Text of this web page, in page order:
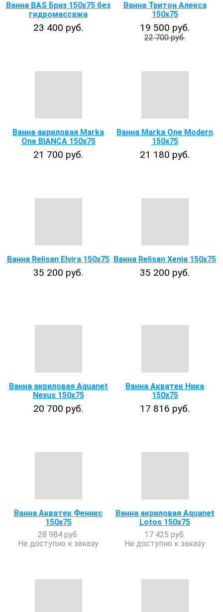
Ванна BАS Бриз 150х75 без
гидромассажа
23 400 руб.
Ванна Тритон Алекса
150х75
19 500 руб.
22 700 руб.
Ванна акриловая Marka
One BIANCA 150x75
21 700 руб.
Ванна Marka One Modern
150x75
21 180 руб.
Ванна Relisan Elvira 150х75
35 200 руб.
Ванна Relisan Xenia 150x75
35 200 руб.
Ванна акриловая Aquanet
Nexus 150x75
20 700 руб.
Ванна Акватек Ника
150х75
17 816 руб.
Ванна Акватек Феникс
150x75
28 984 руб.
Не доступно к заказу
Ванна акриловая Aquanet
Lotos 150x75
17 425 руб.
Не доступно к заказу